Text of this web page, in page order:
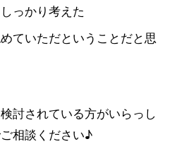
っかり考えた
ていただということだと思
討されている方がいらっし
相談ください♪